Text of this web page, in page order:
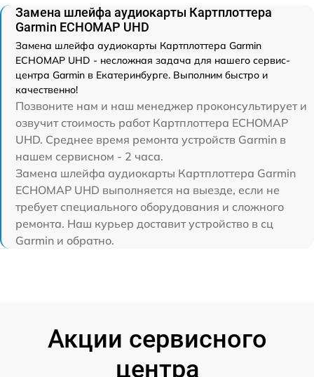
Замена шлейфа аудиокарты Картплоттера
Garmin ECHOMAP UHD
Замена шлейфа аудиокарты Картплоттера Garmin
ECHOMAP UHD - несложная задача для нашего сервис-
центра Garmin в Екатеринбурге. Выполним быстро и
качественно!
Позвоните нам и наш менеджер проконсультирует и
озвучит стоимость работ Картплоттера ECHOMAP
UHD. Среднее время ремонта устройств Garmin в
нашем сервисном - 2 часа.
Замена шлейфа аудиокарты Картплоттера Garmin
ECHOMAP UHD выполняется на выезде, если не
требует специального оборудования и сложного
ремонта. Наш курьер доставит устройство в сц
Garmin и обратно.
Акции сервисного
центра